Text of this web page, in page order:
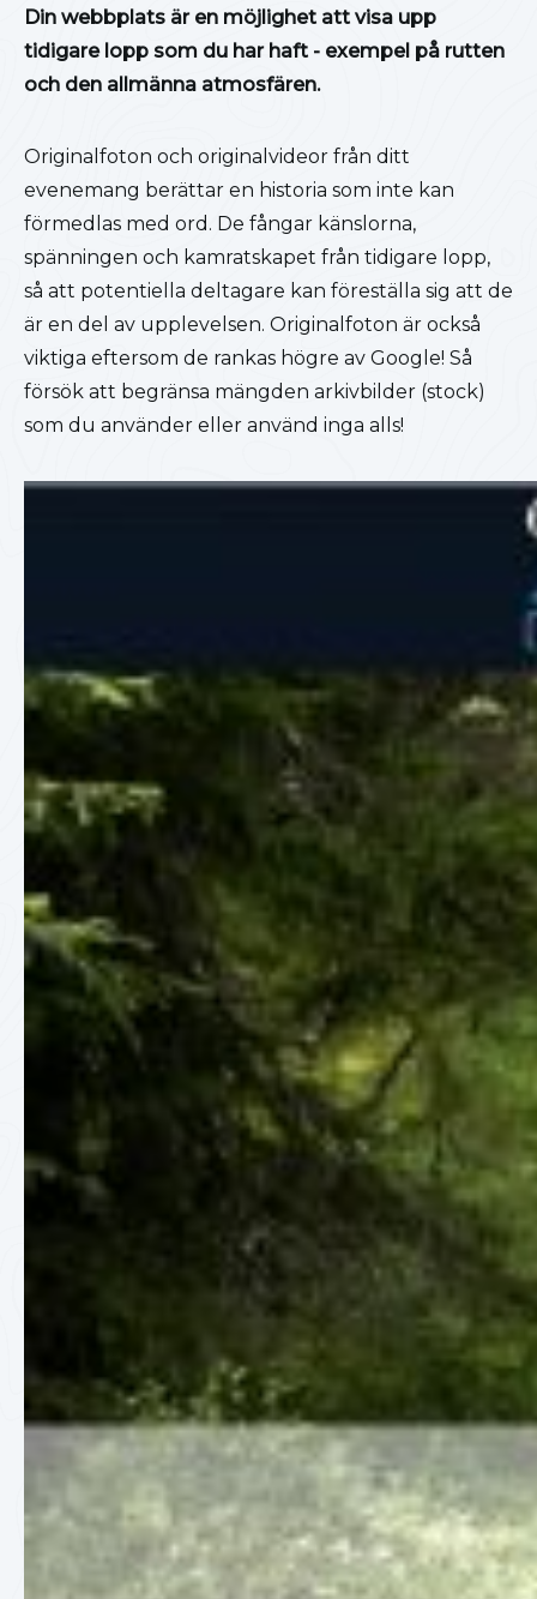
Din webbplats är en möjlighet att visa upp
tidigare lopp som du har haft - exempel på rutten
och den allmänna atmosfären.
Originalfoton och originalvideor från ditt
evenemang berättar en historia som inte kan
förmedlas med ord. De fångar känslorna,
spänningen och kamratskapet från tidigare lopp,
så att potentiella deltagare kan föreställa sig att de
är en del av upplevelsen. Originalfoton är också
viktiga eftersom de rankas högre av Google! Så
försök att begränsa mängden arkivbilder (stock)
som du använder eller använd inga alls!